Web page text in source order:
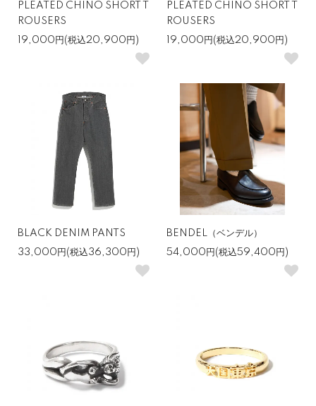
PLEATED CHINO SHORT T
ROUSERS
19,000円(税込20,900円)
PLEATED CHINO SHORT T
ROUSERS
19,000円(税込20,900円)
BLACK DENIM PANTS
33,000円(税込36,300円)
BENDEL（ベンデル）
54,000円(税込59,400円)